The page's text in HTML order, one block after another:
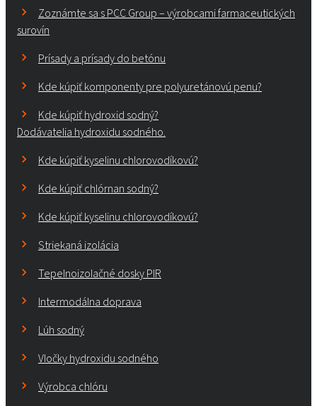
Zoznámte sa s PCC Group – výrobcami farmaceutických
surovín
Prísady a prísady do betónu
Kde kúpiť komponenty pre polyuretánovú penu?
Kde kúpiť hydroxid sodný?
Dodávatelia hydroxidu sodného.
Kde kúpiť kyselinu chlorovodíkovú?
Kde kúpiť chlórnan sodný?
Kde kúpiť kyselinu chlorovodíkovú?
Striekaná izolácia
Tepelnoizolačné dosky PIR
Intermodálna doprava
Lúh sodný
Vločky hydroxidu sodného
Výrobca chlóru